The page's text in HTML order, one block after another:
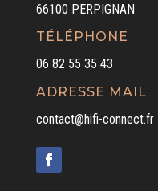
66100 PERPIGNAN
TÉLÉPHONE
06 82 55 35 43
ADRESSE MAIL
contact@hifi-connect.fr